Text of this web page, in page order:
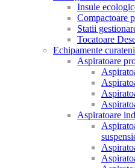
Insule
Compactoare
Statii
Tocatoare
Echipamente
Aspiratoare
Aspiratoare